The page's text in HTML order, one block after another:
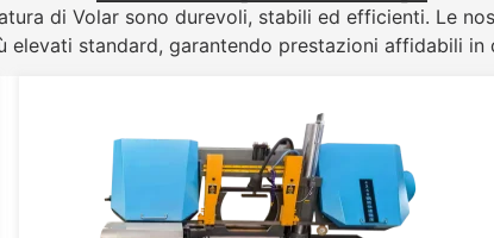
di Volar sono durevoli, stabili ed efficienti. Le
elevati standard, garantendo prestazioni affidabili in